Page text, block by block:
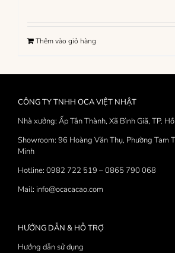
Thêm vào giỏ hàng
CÔNG TY TNHH OCA VIỆT NHẬT
Nhà xưởng: Ấp Tân Thành, Xã Bình Giã, TP.
Showroom: 96 Hoàng Văn Thụ, Phường Tam
Minh
Hotline: 0982 722 519 – 0865 790 068
Mail: info@ocacacao.com
HƯỚNG DẪN & HỖ TRỢ
Hướng dẫn sử dụng